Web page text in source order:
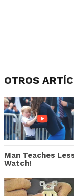
OTROS
Man Teaches
Watch!